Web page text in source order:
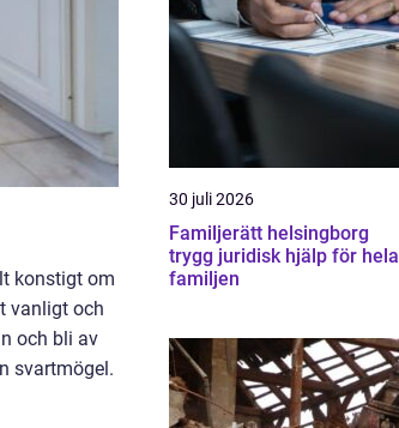
konstigt om
vanligt och
och bli av
svartmögel.
30 juli 2026
Familjerätt helsingborg
trygg juridisk hjälp för hela
familjen